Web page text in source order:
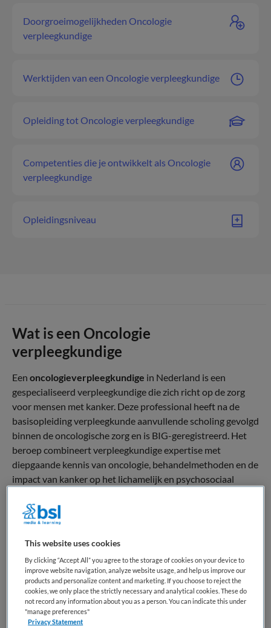
Doorgroeimogelijkheden Oncologie
verpleegkundige
Werktijden van een Oncologie verpleegkundige
Opleiding tot Oncologie verpleegkundige
Competenties die je ontwikkelt als Oncologie
verpleegkundige
Opleidingsniveau
Wat is een Oncologie
verpleegkundige
Een oncologieverpleegkundige in Nederland is een
gespecialiseerd verpleegkundige die zich richt op de zorg
voor mensen met kanker. Deze professional heeft na de
basisopleiding verpleegkunde aanvullende scholing gevolgd
binnen de oncologische zorg en is BIG-geregistreerd. Het
beroep combineert verpleegkundige expertise met
diepgaande kennis van oncologie, behandelmethoden en de
impact van kanker op het lichamelijk en psychosociaal
oncologieverpleegkundige een duidelijke positie in binnen
de ziekenhuiszorg en gespecialiseerde behandelcentra.
De rol kenmerkt zich door deskundigheid in complexe
zorgtrajecten, waarin medische behandeling, begeleiding en
ondersteuning samenkomen. De professional fungeert als
verbindende schakel tussen patiënt, naasten en het
multidisciplinaire behandelteam. De
oncologieverpleegkundige opereert binnen vastgestelde
This website uses cookies
By clicking “Accept All” you agree to the storage of cookies on your device to
improve website navigation, analyze website usage, and help us improve our
products and personalize content and marketing. If you choose to reject the
cookies, we only place the strictly necessary and analytical cookies. These do
not record any information about you as a person. You can indicate this under
"manage preferences"
Privacy Statement